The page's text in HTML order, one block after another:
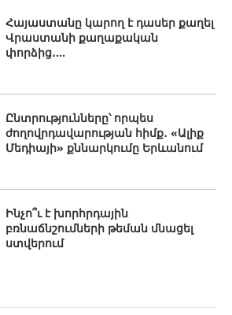
Հայաստանը կարող է դասեր քաղել
Վրաստանի քաղաքական
փորձից․...
Ընտրությունները՝ որպես
ժողովրդավարության հիմք․ «Ալիք
Մեդիայի» քննարկումը Երևանում
Ինչո՞ւ է խորհրդային
բռնաճնշումների թեման մնացել
ստվերում